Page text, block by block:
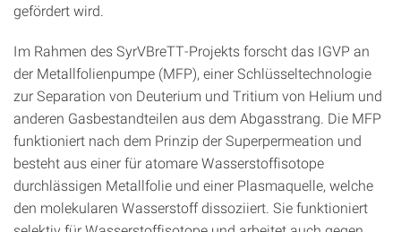
gefördert wird.
Im Rahmen des SyrVBreTT-Projekts forscht das IGVP an
der Metallfolienpumpe (MFP), einer Schlüsseltechnologie
zur Separation von Deuterium und Tritium von Helium und
anderen Gasbestandteilen aus dem Abgasstrang. Die MFP
funktioniert nach dem Prinzip der Superpermeation und
besteht aus einer für atomare Wasserstoffisotope
durchlässigen Metallfolie und einer Plasmaquelle, welche
den molekularen Wasserstoff dissoziiert. Sie funktioniert